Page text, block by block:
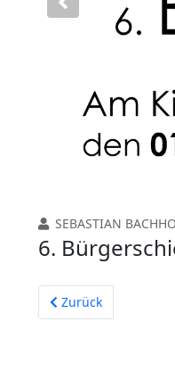
Previous
SEBASTIAN
6.
Vorheriger Beitrag:
Zurück